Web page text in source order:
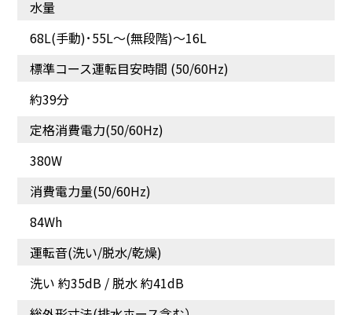
水量
68L(手動)･55L〜(無段階)〜16L
標準コース運転目安時間 (50/60Hz)
約39分
定格消費電力(50/60Hz)
380W
消費電力量(50/60Hz)
84Wh
運転音(洗い/脱水/乾燥)
洗い 約35dB / 脱水 約41dB